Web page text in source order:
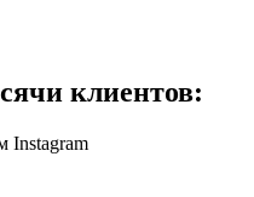
клиентов:
Instagram